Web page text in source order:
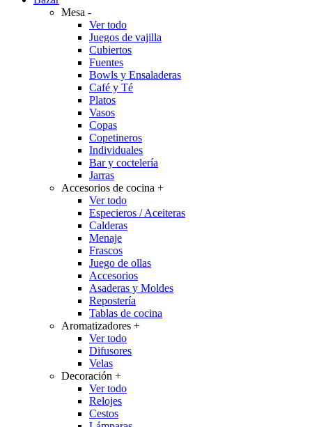
Mesa -
Ver todo
Juegos de vajilla
Cubiertos
Fuentes
Bowls y Ensaladeras
Café y Té
Platos
Vasos
Copas
Copetineros
Individuales
Bar y coctelería
Jarras
Accesorios de cocina +
Ver todo
Especieros / Aceiteras
Calderas
Menaje
Frascos
Juego de ollas
Accesorios
Asaderas y Moldes
Repostería
Tablas de cocina
Aromatizadores +
Ver todo
Difusores
Velas
Decoración +
Ver todo
Relojes
Cestos